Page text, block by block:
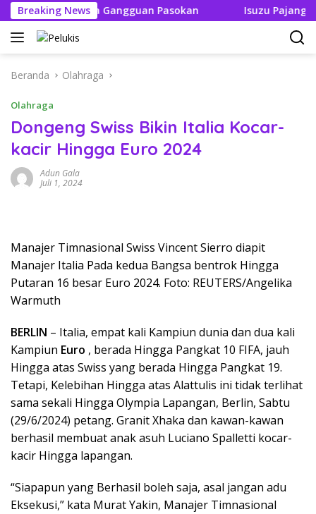
Langsung
ke
konten
Breaking News
Boleh Ada Gangguan Pasokan Isuzu Pajang
Beranda Olahraga
Olahraga
Dongeng Swiss Bikin Italia Kocar-
kacir Hingga Euro 2024
Adun Gala
Juli 1, 2024
Manajer Timnasional Swiss Vincent Sierro diapit
Manajer Italia Pada kedua Bangsa bentrok Hingga
Putaran 16 besar Euro 2024. Foto: REUTERS/Angelika
Warmuth
BERLIN – Italia, empat kali Kampiun dunia dan dua kali
Kampiun Euro , berada Hingga Pangkat 10 FIFA, jauh
Hingga atas Swiss yang berada Hingga Pangkat 19.
Tetapi, Kelebihan Hingga atas Alattulis ini tidak terlihat
sama sekali Hingga Olympia Lapangan, Berlin, Sabtu
(29/6/2024) petang. Granit Xhaka dan kawan-kawan
berhasil membuat anak asuh Luciano Spalletti kocar-
kacir Hingga lapangan.
“Siapapun yang Berhasil boleh saja, asal jangan adu
Eksekusi,” kata Murat Yakin, Manajer Timnasional